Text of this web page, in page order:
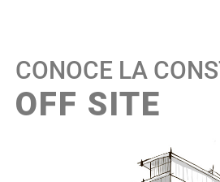
CONOCE LA
OFF SITE